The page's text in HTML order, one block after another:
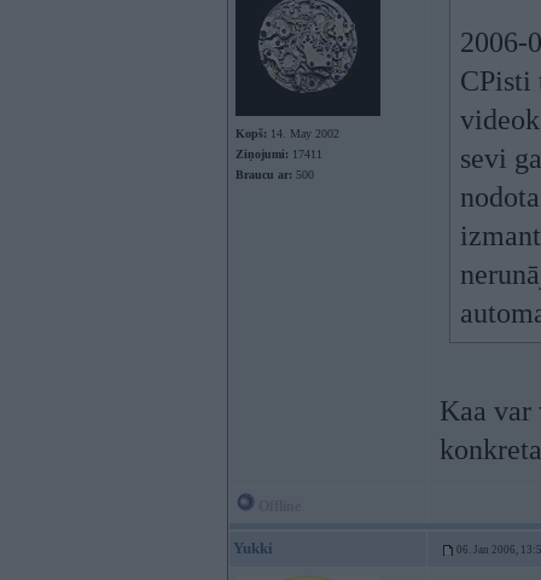
Kopš: 14. May 2002
Ziņojumi: 17411
Braucu ar: 500
2006-
CPisti
sevi
Kaa
Yukki 06. Jan 2006,